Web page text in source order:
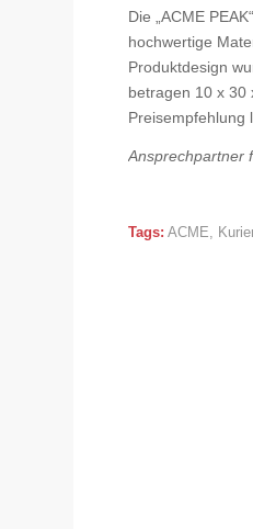
Die „ACME
hochwertige
Produktdesign
betragen 10 x 30
Preisempfehlung
Ansprechpartner
Tags: ACME,